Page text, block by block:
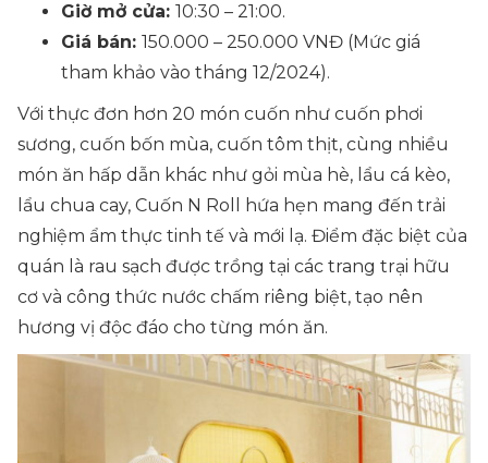
Giờ mở cửa: 10:30 – 21:00.
Giá bán: 150.000 – 250.000 VNĐ (Mức giá
tham khảo vào tháng 12/2024).
Với thực đơn hơn 20 món cuốn như cuốn phơi
sương, cuốn bốn mùa, cuốn tôm thịt, cùng nhiều
món ăn hấp dẫn khác như gỏi mùa hè, lẩu cá kèo,
lẩu chua cay, Cuốn N Roll hứa hẹn mang đến trải
nghiệm ẩm thực tinh tế và mới lạ. Điểm đặc biệt của
quán là rau sạch được trồng tại các trang trại hữu
cơ và công thức nước chấm riêng biệt, tạo nên
hương vị độc đáo cho từng món ăn.